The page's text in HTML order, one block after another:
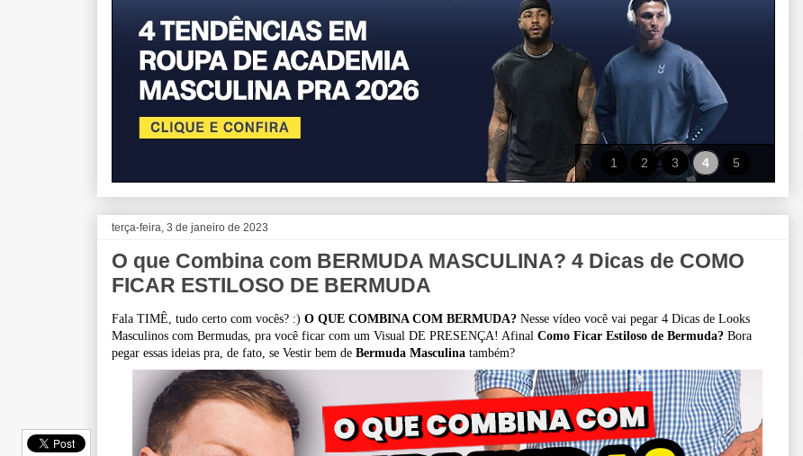
1 2 3 4 5
terça-feira, 3 de janeiro de 2023
O que Combina com BERMUDA MASCULINA? 4 Dicas de COMO
FICAR ESTILOSO DE BERMUDA
Fala TIMÊ, tudo certo com vocês? :) O QUE COMBINA COM BERMUDA? Nesse vídeo você vai pegar 4 Dicas de Looks
Masculinos com Bermudas, pra você ficar com um Visual DE PRESENÇA! Afinal Como Ficar Estiloso de Bermuda? Bora
pegar essas ideias pra, de fato, se Vestir bem de Bermuda Masculina também?